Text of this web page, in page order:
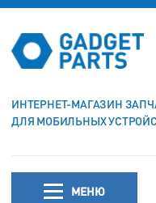
ИНТЕРНЕТ-МАГАЗИН
ДЛЯ МОБИЛЬНЫХ
МЕНЮ